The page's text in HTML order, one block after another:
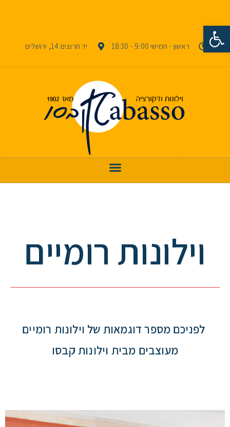
ראשון - חמישי 9:00 - 18:30 יד חרוצים 14, ירושלים
וילונות רומיים
לפניכם מספר דוגמאות של וילונות רומיים
מעוצבים מבית וילונות קבסו
פתח סרגל נגישות